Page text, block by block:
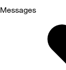
Messages